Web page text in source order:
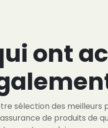
ont
sélection des meilleurs
de produits de